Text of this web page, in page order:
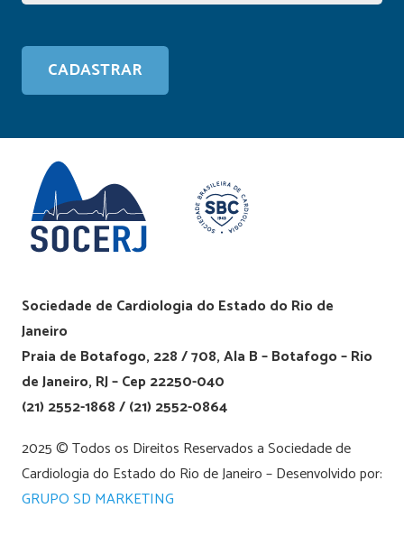
Sociedade de Cardiologia do Estado do Rio de
Janeiro
Praia de Botafogo, 228 / 708, Ala B – Botafogo – Rio
de Janeiro, RJ – Cep 22250-040
(21) 2552-1868 / (21) 2552-0864
2025 © Todos os Direitos Reservados a Sociedade de
Cardiologia do Estado do Rio de Janeiro – Desenvolvido por:
GRUPO SD MARKETING